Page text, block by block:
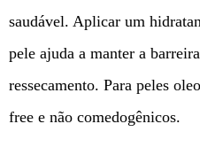
saudável. Aplicar um
pele ajuda a manter a
ressecamento. Para peles
free e não comedogênicos.